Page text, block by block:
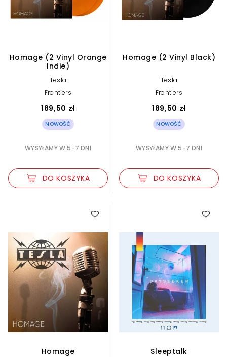
Homage (2 Vinyl Orange
Indie)
Tesla
Frontiers
189,50 zł
NOWOŚĆ
WYSYŁAMY W 5-7 DNI
DO KOSZYKA
Homage (2 Vinyl Black)
Tesla
Frontiers
189,50 zł
NOWOŚĆ
WYSYŁAMY W 5-7 DNI
DO KOSZYKA
Homage Sleeptalk